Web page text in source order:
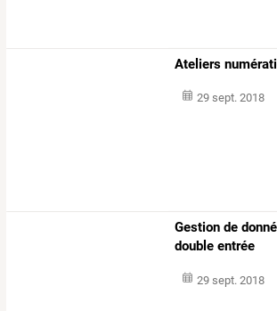
Ateliers
29 sept. 2018
Gestion de
double entrée
29 sept. 2018